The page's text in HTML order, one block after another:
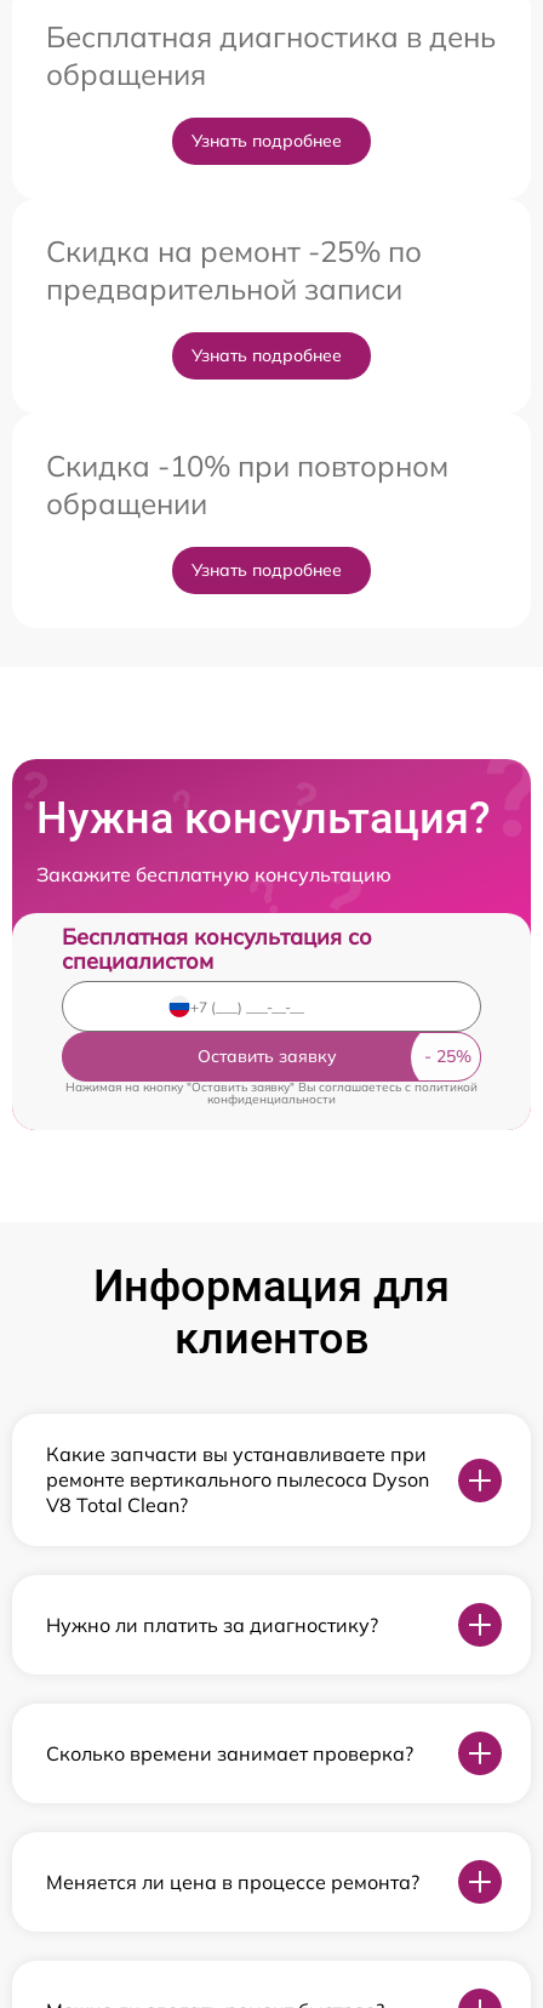
Бесплатная диагностика в день
обращения
Узнать подробнее
Скидка на ремонт -25% по
предварительной записи
Узнать подробнее
Скидка -10% при повторном
обращении
Узнать подробнее
Нужна консультация?
Закажите бесплатную консультацию
Бесплатная консультация со
специалистом
Оставить заявку
Нажимая на кнопку "Оставить заявку" Вы соглашаетесь cполитикой
конфиденциальности
Информация для
клиентов
Какие запчасти вы устанавливаете при
ремонте вертикального пылесоса Dyson
V8 Total Clean?
Нужно ли платить за диагностику?
Сколько времени занимает проверка?
Меняется ли цена в процессе ремонта?